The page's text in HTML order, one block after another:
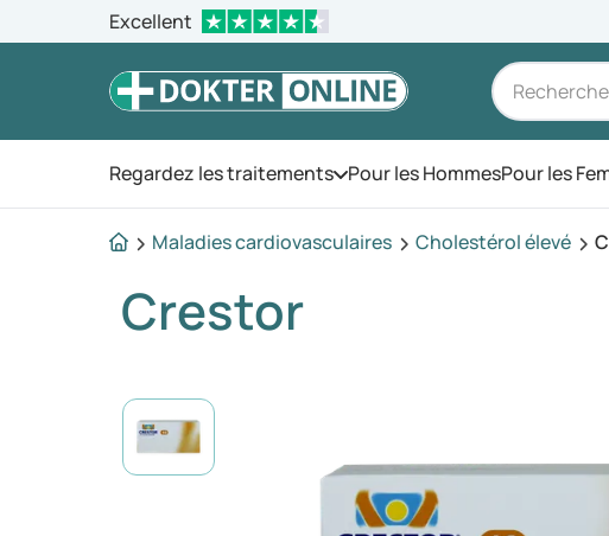
Excellent
Regardez les traitementsOuvrez le menu
Pour les HommesPour les
Maladies cardiovasculaires Cholestérol élevé
Crestor